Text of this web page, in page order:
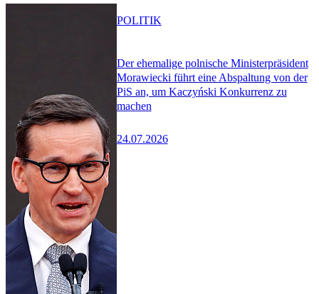
Der ehemalige polnische Ministerpräsident
Morawiecki führt eine Abspaltung von der
PiS an, um Kaczyński Konkurrenz zu
machen
24.07.2026
POLITIK